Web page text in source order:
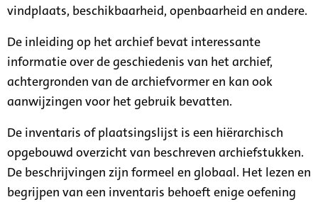
vindplaats, beschikbaarheid, openbaarheid en andere.
De inleiding op het archief bevat interessante
informatie over de geschiedenis van het archief,
achtergronden van de archiefvormer en kan ook
aanwijzingen voor het gebruik bevatten.
De inventaris of plaatsingslijst is een hiërarchisch
opgebouwd overzicht van beschreven archiefstukken.
De beschrijvingen zijn formeel en globaal. Het lezen en
begrijpen van een inventaris behoeft enige oefening